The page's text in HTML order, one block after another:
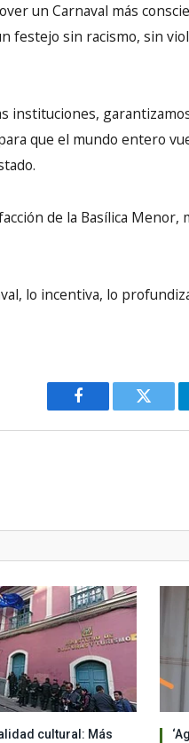
un Carnaval más
festejo sin racismo, sin
instituciones,
que el mundo entero
de la Basílica Menor,
lo incentiva, lo
Facebook Twitter
cultural: Más